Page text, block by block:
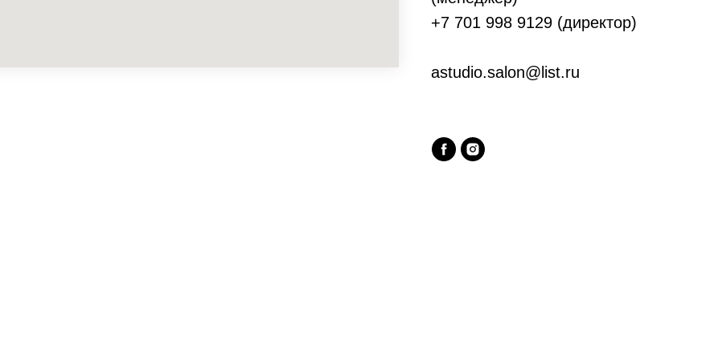
+7 701 998 9129 (директор)
astudio.salon@list.ru